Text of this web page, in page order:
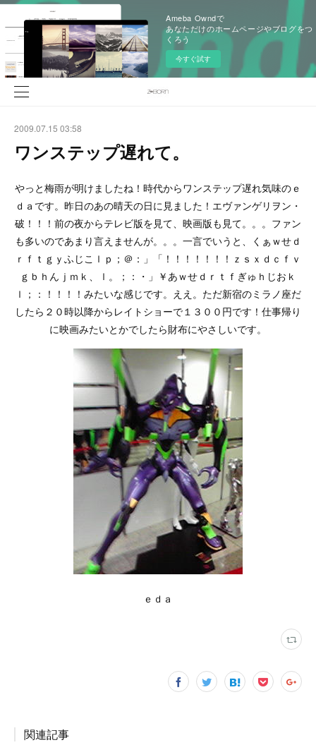
Ameba Owndで
あなただけのホームページやブログをつ
くろう
今すぐ試す
2009.07.15 03:58
ワンステップ遅れて。
やっと梅雨が明けましたね！時代からワンステップ遅れ気味のｅ
ｄａです。昨日のあの晴天の日に見ました！エヴァンゲリヲン・
破！！！前の夜からテレビ版を見て、映画版も見て。。。ファン
も多いのであまり言えませんが。。。一言でいうと、くぁｗせｄ
ｒｆｔｇｙふじこｌｐ；＠：」「！！！！！！！ｚｓｘｄｃｆｖ
ｇｂｈんｊｍｋ、ｌ。；：・」￥あｗせｄｒｔｆぎゅｈじおｋ
ｌ；：！！！！みたいな感じです。ええ。ただ新宿のミラノ座だ
したら２０時以降からレイトショーで１３００円です！仕事帰り
に映画みたいとかでしたら財布にやさしいです。
ｅｄａ
関連記事